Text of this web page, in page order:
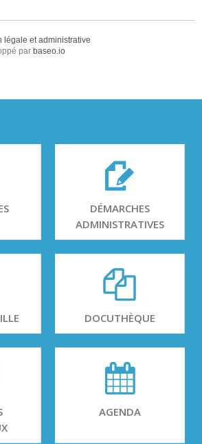
légale et administrative
par baseo.io
DÉMARCHES
ADMINISTRATIVES
DOCUTHÈQUE
AGENDA